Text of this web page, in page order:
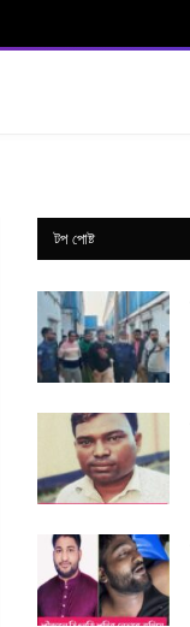
টপ পোষ্ট